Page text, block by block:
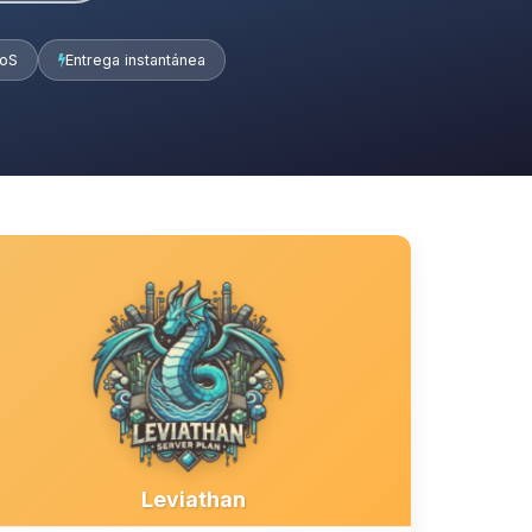
Entrega instantánea
Leviathan